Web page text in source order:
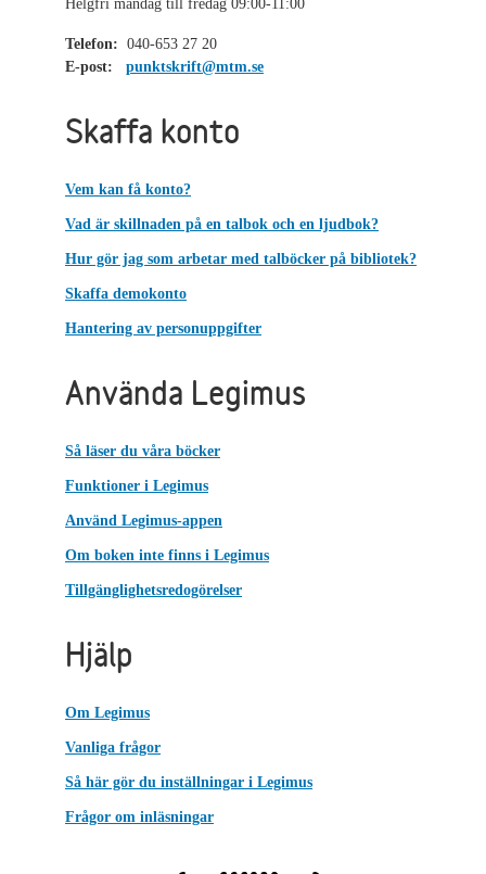
Helgfri måndag till fredag 09:00-11:00
Telefon: 040-653 27 20
E-post:
punktskrift@mtm.se
Skaffa konto
Vem kan få konto?
Vad är skillnaden på en talbok och en ljudbok?
Hur gör jag som arbetar med talböcker på bibliotek?
Skaffa demokonto
Hantering av personuppgifter
Använda Legimus
Så läser du våra böcker
Funktioner i Legimus
Använd Legimus-appen
Om boken inte finns i Legimus
Tillgänglighetsredogörelser
Hjälp
Om Legimus
Vanliga frågor
Så här gör du inställningar i Legimus
Frågor om inläsningar